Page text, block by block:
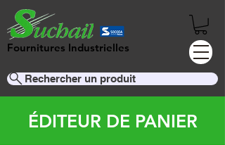
Fournitures Industrielles
Rechercher un produit
ÉDITEUR DE PANIER